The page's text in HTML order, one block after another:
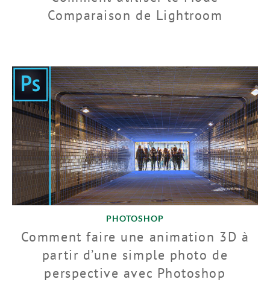
Comparaison de Lightroom
PHOTOSHOP
Comment faire une animation 3D à
partir d’une simple photo de
perspective avec Photoshop